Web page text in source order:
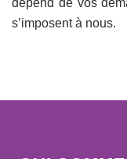
dépend de vos
s’imposent à nous.